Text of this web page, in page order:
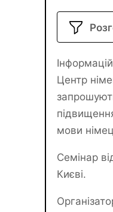
Центр
мови
Семінар
Києві.